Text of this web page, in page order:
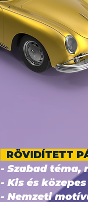
RÖVIDÍTETT
- Szabad
- Kis és
- Nemzeti